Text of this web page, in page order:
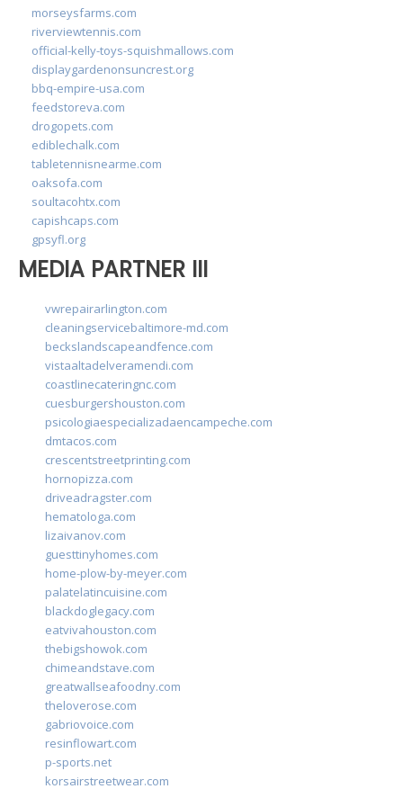
morseysfarms.com
riverviewtennis.com
official-kelly-toys-squishmallows.com
displaygardenonsuncrest.org
bbq-empire-usa.com
feedstoreva.com
drogopets.com
ediblechalk.com
tabletennisnearme.com
oaksofa.com
soultacohtx.com
capishcaps.com
gpsyfl.org
MEDIA PARTNER III
vwrepairarlington.com
cleaningservicebaltimore-md.com
beckslandscapeandfence.com
vistaaltadelveramendi.com
coastlinecateringnc.com
cuesburgershouston.com
psicologiaespecializadaencampeche.com
dmtacos.com
crescentstreetprinting.com
hornopizza.com
driveadragster.com
hematologa.com
lizaivanov.com
guesttinyhomes.com
home-plow-by-meyer.com
palatelatincuisine.com
blackdoglegacy.com
eatvivahouston.com
thebigshowok.com
chimeandstave.com
greatwallseafoodny.com
theloverose.com
gabriovoice.com
resinflowart.com
p-sports.net
korsairstreetwear.com